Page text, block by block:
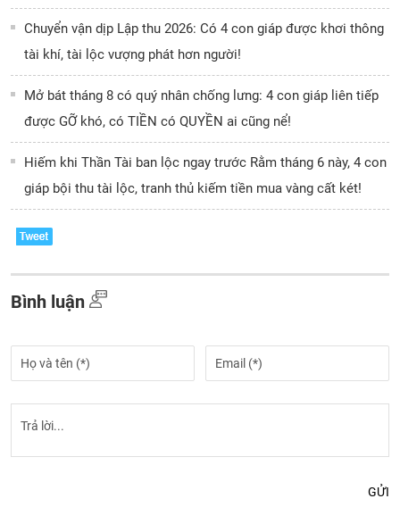
Chuyển vận dịp Lập thu 2026: Có 4 con giáp được khơi thông
tài khí, tài lộc vượng phát hơn người!
Mở bát tháng 8 có quý nhân chống lưng: 4 con giáp liên tiếp
được GỠ khó, có TIỀN có QUYỀN ai cũng nể!
Hiếm khi Thần Tài ban lộc ngay trước Rằm tháng 6 này, 4 con
giáp bội thu tài lộc, tranh thủ kiếm tiền mua vàng cất két!
Bình luận
GỬI